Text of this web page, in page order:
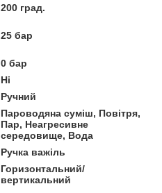
200 град.
25 бар
0 бар
Ні
Ручний
Пароводяна суміш, Повітря,
Пар, Неагресивне
середовище, Вода
Ручка важіль
Горизонтальний/
вертикальний